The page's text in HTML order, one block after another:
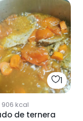
1
906 kcal
de ternera